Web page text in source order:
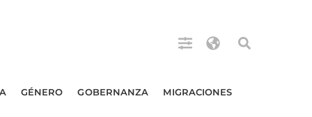
GÉNERO GOBERNANZA MIGRACIONES